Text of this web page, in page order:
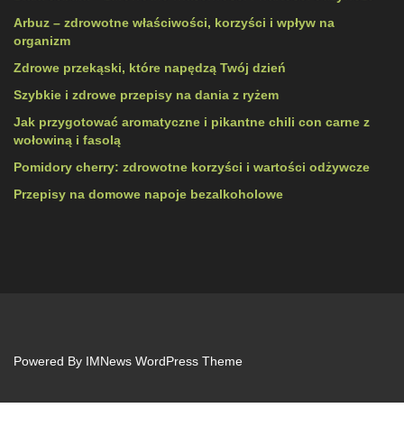
Arbuz – zdrowotne właściwości, korzyści i wpływ na
organizm
Zdrowe przekąski, które napędzą Twój dzień
Szybkie i zdrowe przepisy na dania z ryżem
Jak przygotować aromatyczne i pikantne chili con carne z
wołowiną i fasolą
Pomidory cherry: zdrowotne korzyści i wartości odżywcze
Przepisy na domowe napoje bezalkoholowe
Powered By IMNews WordPress Theme